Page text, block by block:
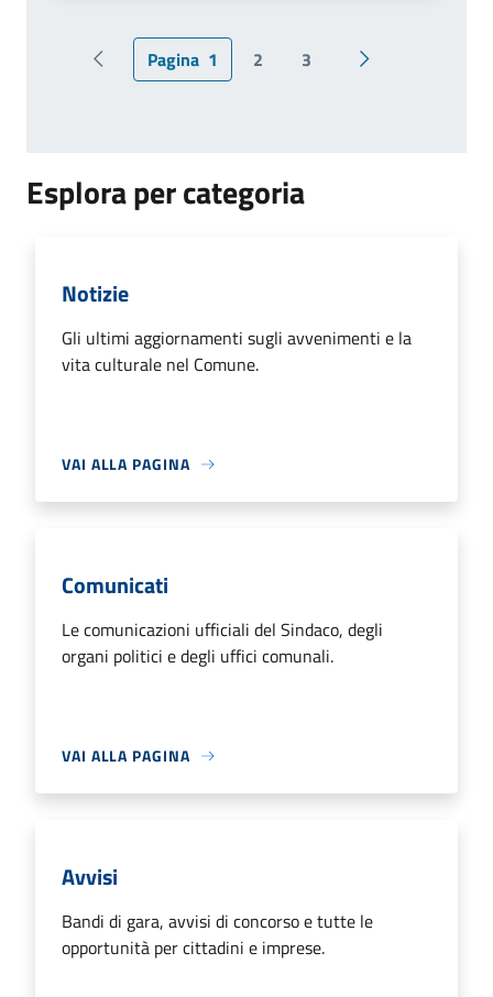
Pagina precedente
Pagina 1 2 3 Pagina
Esplora per categoria
Notizie
Gli ultimi aggiornamenti sugli avvenimenti e la
vita culturale nel Comune.
VAI ALLA PAGINA
Comunicati
Le comunicazioni ufficiali del Sindaco, degli
organi politici e degli uffici comunali.
VAI ALLA PAGINA
Avvisi
Bandi di gara, avvisi di concorso e tutte le
opportunità per cittadini e imprese.